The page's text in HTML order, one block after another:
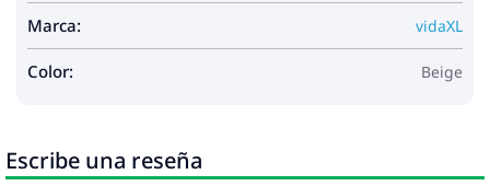
Marca: vidaXL
Color: Beige
Escribe una reseña